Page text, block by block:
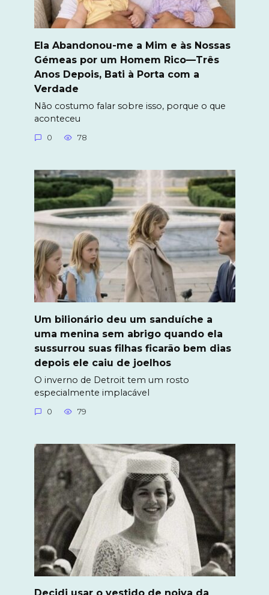
Ela Abandonou-me a Mim e às Nossas
Gémeas por um Homem Rico—Três
Anos Depois, Bati à Porta com a
Verdade
Não costumo falar sobre isso, porque o que
aconteceu
0 78
Um bilionário deu um sanduíche a
uma menina sem abrigo quando ela
sussurrou suas filhas ficarão bem dias
depois ele caiu de joelhos
O inverno de Detroit tem um rosto
especialmente implacável
0 79